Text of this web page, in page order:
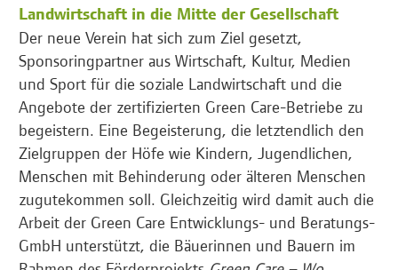
Landwirtschaft in die Mitte der Gesellschaft
Der neue Verein hat sich zum Ziel gesetzt,
Sponsoringpartner aus Wirtschaft, Kultur, Medien
und Sport für die soziale Landwirtschaft und die
Angebote der zertifizierten Green Care-Betriebe zu
begeistern. Eine Begeisterung, die letztendlich den
Zielgruppen der Höfe wie Kindern, Jugendlichen,
Menschen mit Behinderung oder älteren Menschen
zugutekommen soll. Gleichzeitig wird damit auch die
Arbeit der Green Care Entwicklungs- und Beratungs-
GmbH unterstützt, die Bäuerinnen und Bauern im